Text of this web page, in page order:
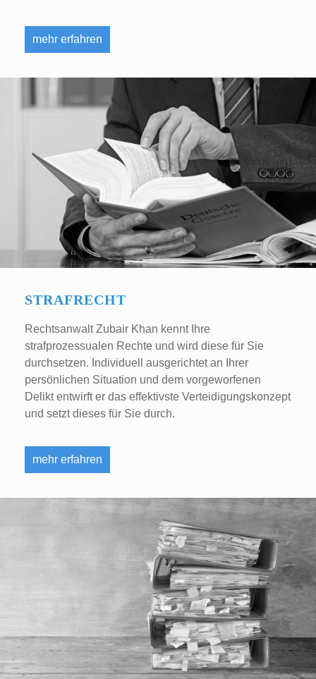
mehr erfahren
STRAFRECHT
Rechtsanwalt Zubair Khan kennt Ihre
strafprozessualen Rechte und wird diese für Sie
durchsetzen. Individuell ausgerichtet an Ihrer
persönlichen Situation und dem vorgeworfenen
Delikt entwirft er das effektivste Verteidigungskonzept
und setzt dieses für Sie durch.
mehr erfahren